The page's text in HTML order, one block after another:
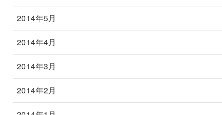
2014年5月
2014年4月
2014年3月
2014年2月